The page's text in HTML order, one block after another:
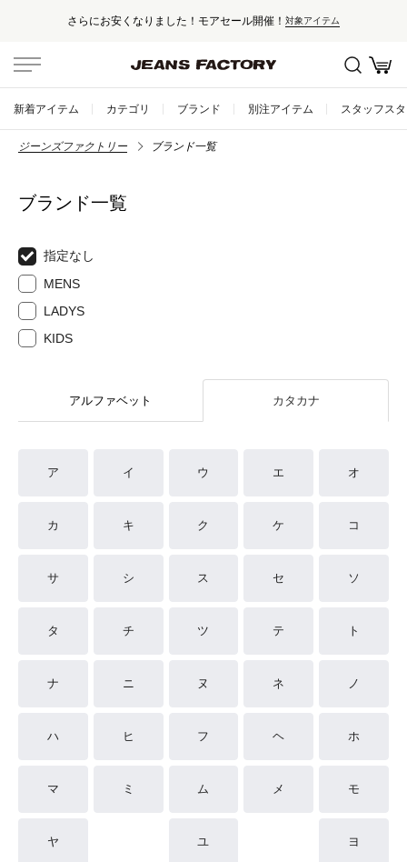
さらにお安くなりました！モアセール開催！ 対象アイテム
新着アイテム カテゴリ ブランド 別注アイテム スタッフス
ジーンズファクトリー ブランド一覧
ブランド一覧
指定なし
MENS
LADYS
KIDS
アルファベット カタカナ
ア イ ウ エ オ
カ キ ク ケ コ
サ シ ス セ ソ
タ チ ツ テ ト
ナ ニ ヌ ネ ノ
ハ ヒ フ ヘ ホ
マ ミ ム メ モ
ヤ ユ ヨ